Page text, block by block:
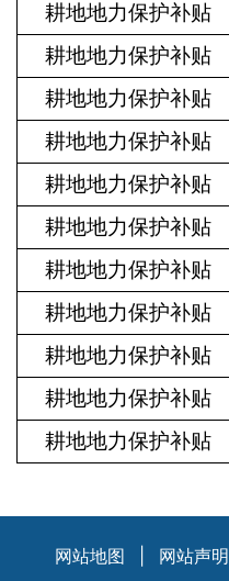
耕地地力保护补贴
耕地地力保护补贴
耕地地力保护补贴
耕地地力保护补贴
耕地地力保护补贴
耕地地力保护补贴
耕地地力保护补贴
耕地地力保护补贴
耕地地力保护补贴
耕地地力保护补贴
耕地地力保护补贴
网站地图 网站声明